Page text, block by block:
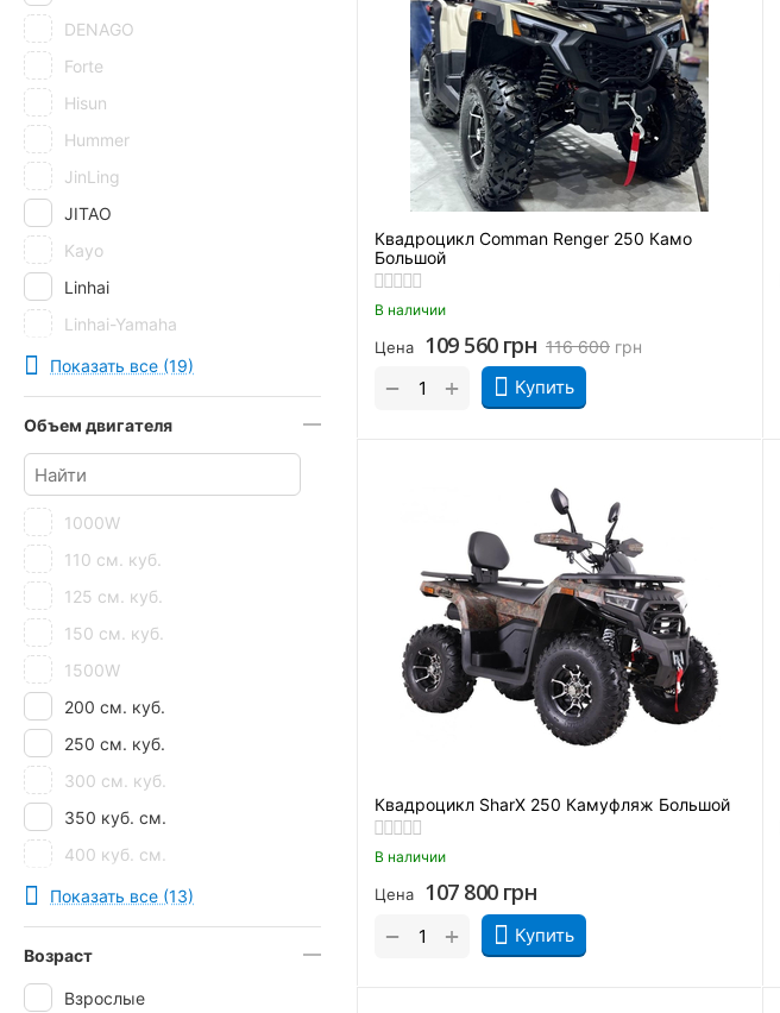
Квадроцикл Comman Renger 250 Камо
Большой
В наличии
116 600 грн
Цена 109 560 грн
Купить
+
−
Квадроцикл SharX 250 Камуфляж Большой
В наличии
Цена 107 800 грн
Купить
+
−
DENAGO
Forte
Hisun
Hummer
JinLing
JITAO
Kayo
Linhai
Linhai-Yamaha
Loncin
Mikilon
Motoleader
ORIX
Показать все (19)
Объем двигателя
1000W
110 см. куб.
125 см. куб.
150 см. куб.
1500W
200 см. куб.
250 см. куб.
300 см. куб.
350 куб. см.
400 куб. см.
500 см. куб.
70 см. куб.
900 см. куб.
Показать все (13)
Возраст
Взрослые